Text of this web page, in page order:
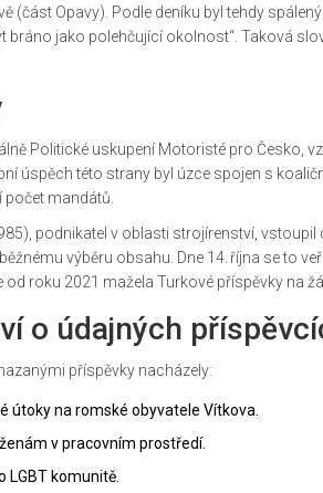
(část Opavy). Podle deníku byl tehdy
bráno jako polehčující okolnost“. Taková
Politické uskupení Motoristé pro Česko ,
úspěch této strany byl úzce spojen s
počet mandátů.
podnikatel v oblasti strojírenství,
výběru obsahu. Dne 14. října se to
od roku 2021 mažela Turkové příspěvky na
o údajných
příspěvky nacházely:
útoky na romské obyvatele Vítkova.
v pracovním prostředí.
LGBT komunitě.